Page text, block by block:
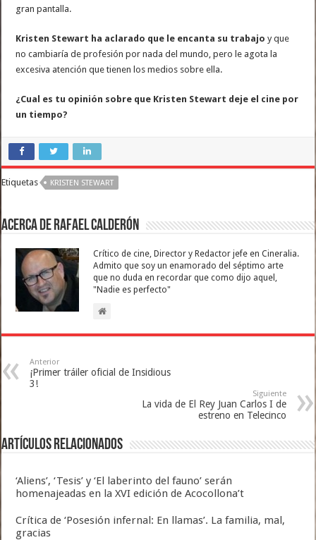
gran pantalla.
Kristen Stewart ha aclarado que le encanta su trabajo y que
no cambiaría de profesión por nada del mundo, pero le agota la
excesiva atención que tienen los medios sobre ella.
¿Cual es tu opinión sobre que Kristen Stewart deje el cine por
un tiempo?
Etiquetas KRISTEN STEWART
Acerca de Rafael Calderón
Crítico de cine, Director y Redactor jefe en Cineralia.
Admito que soy un enamorado del séptimo arte
que no duda en recordar que como dijo aquel,
"Nadie es perfecto"
Anterior
¡Primer tráiler oficial de Insidious
3!
Siguiente
La vida de El Rey Juan Carlos I de
estreno en Telecinco
Artículos relacionados
‘Aliens’, ‘Tesis’ y ‘El laberinto del fauno’ serán
homenajeadas en la XVI edición de Acocollona’t
Crítica de ‘Posesión infernal: En llamas’. La familia, mal,
gracias